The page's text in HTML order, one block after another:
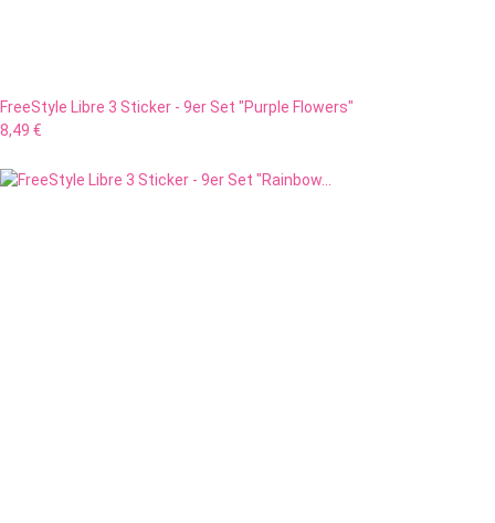
FreeStyle Libre 3 Sticker - 9er Set "Purple Flowers"
8,49 €